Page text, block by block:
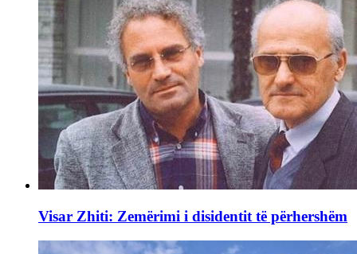
Visar Zhiti: Zemërimi i disidentit të përhershëm